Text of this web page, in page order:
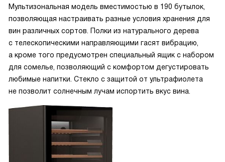
Мультизональная модель вместимостью в 190 бутылок,
позволяющая настраивать разные условия хранения для
вин различных сортов. Полки из натурального дерева
с телескопическими направляющими гасят вибрацию,
а кроме того предусмотрен специальный ящик с набором
для сомелье, позволяющий с комфортом дегустировать
любимые напитки. Стекло с защитой от ультрафиолета
не позволит солнечным лучам испортить вкус вина.